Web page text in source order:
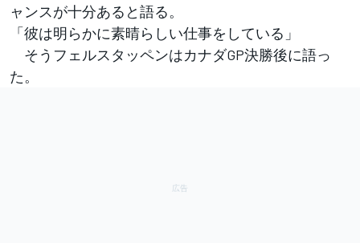
ャンスが十分あると語る。
「彼は明らかに素晴らしい仕事をしている」
そうフェルスタッペンはカナダGP決勝後に語っ
た。